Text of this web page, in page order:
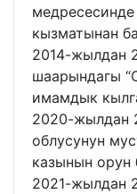
кызматынан
2014-жылдан
шаарындагы
имамдык
2020-жылдан
облусунун
казынын орун
2021-жылдан